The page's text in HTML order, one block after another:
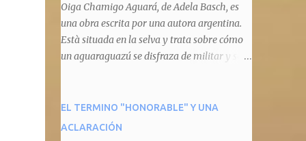
Oiga Chamigo Aguará, de Adela Basch, es
una obra escrita por una autora argentina.
Està situada en la selva y trata sobre cómo
un aguaraguazú se disfraza de militar y se
animal que pretenda circular por ahí. En
primera instancia aparece Teteu, el tero,
EL TERMINO "HONORABLE" Y UNA
ACLARACIÓN